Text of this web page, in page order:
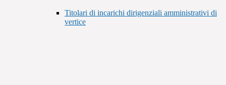
Titolari di incarichi dirigenziali amministrativi di
vertice